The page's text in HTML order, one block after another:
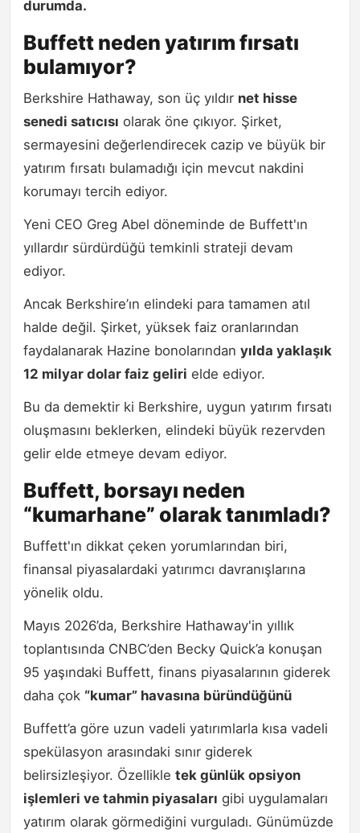
durumda.
Buffett neden yatırım fırsatı
bulamıyor?
Berkshire Hathaway, son üç yıldır net hisse
senedi satıcısı olarak öne çıkıyor. Şirket,
sermayesini değerlendirecek cazip ve büyük bir
yatırım fırsatı bulamadığı için mevcut nakdini
korumayı tercih ediyor.
Yeni CEO Greg Abel döneminde de Buffett'ın
yıllardır sürdürdüğü temkinli strateji devam
ediyor.
Ancak Berkshire’ın elindeki para tamamen atıl
halde değil. Şirket, yüksek faiz oranlarından
faydalanarak Hazine bonolarından yılda yaklaşık
12 milyar dolar faiz geliri elde ediyor.
Bu da demektir ki Berkshire, uygun yatırım fırsatı
oluşmasını beklerken, elindeki büyük rezervden
gelir elde etmeye devam ediyor.
Buffett, borsayı neden
“kumarhane” olarak tanımladı?
Buffett'ın dikkat çeken yorumlarından biri,
finansal piyasalardaki yatırımcı davranışlarına
yönelik oldu.
Mayıs 2026’da, Berkshire Hathaway'in yıllık
toplantısında CNBC’den Becky Quick’a konuşan
95 yaşındaki Buffett, finans piyasalarının giderek
daha çok “kumar” havasına büründüğünü
Buffett’a göre uzun vadeli yatırımlarla kısa vadeli
spekülasyon arasındaki sınır giderek
belirsizleşiyor. Özellikle tek günlük opsiyon
işlemleri ve tahmin piyasaları gibi uygulamaları
yatırım olarak görmediğini vurguladı. Günümüzde